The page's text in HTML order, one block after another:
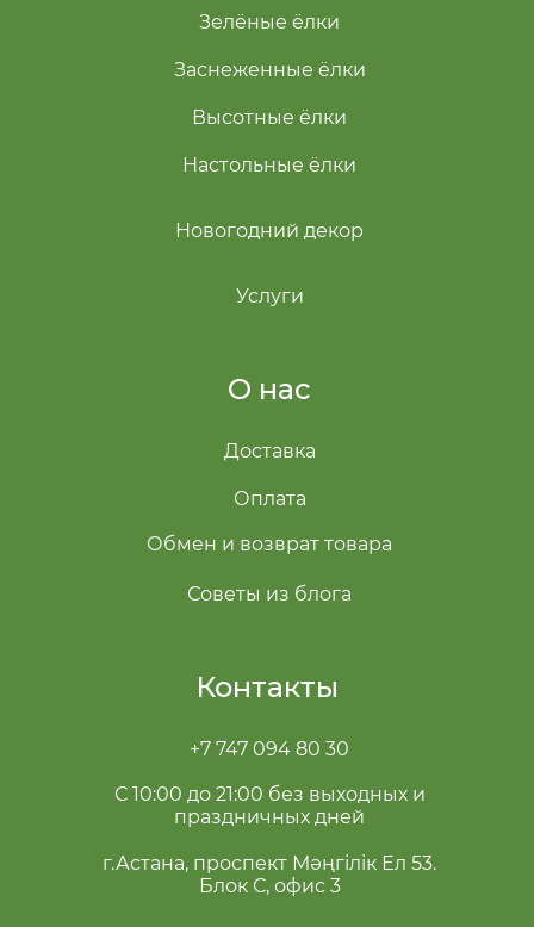
О нас
Контакты
Зелёные ёлки
Доставка
Оплата
Обмен и возврат товара
Заснеженные ёлки
+7 747 094 80 30
С 10:00 до 21:00 без выходных и
праздничных дней
Советы из блога
г.Астана, проспект Мәңгілік Ел 53.
Блок С, офис 3
Высотные ёлки
Настольные ёлки
Услуги
Новогодний декор